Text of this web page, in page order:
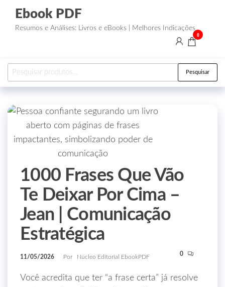
Ebook PDF
Resumos e Análises: Livros e eBooks | Melhores Indicações
0
Pesquisar
1000 Frases Que Vão
Te Deixar Por Cima –
Jean | Comunicação
Estratégica
11/05/2026 Por Núcleo Editorial EbookPDF 0
Você acredita que ter “a frase certa” já resolve